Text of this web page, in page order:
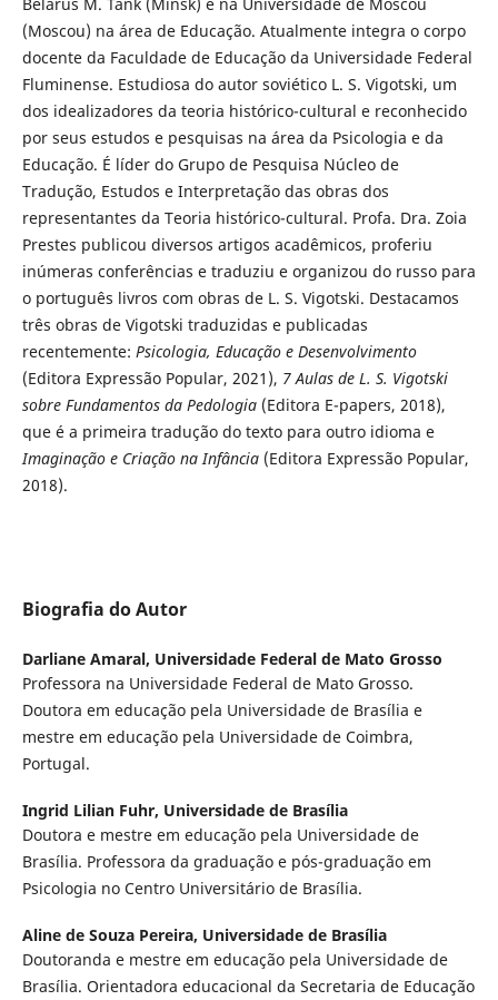
(Moscou) na área de Educação. Atualmente integra o corpo
docente da Faculdade de Educação da Universidade Federal
Fluminense. Estudiosa do autor soviético L. S. Vigotski, um
dos idealizadores da teoria histórico-cultural e reconhecido
por seus estudos e pesquisas na área da Psicologia e da
Educação. É líder do Grupo de Pesquisa Núcleo de
Tradução, Estudos e Interpretação das obras dos
representantes da Teoria histórico-cultural. Profa. Dra. Zoia
Prestes publicou diversos artigos acadêmicos, proferiu
inúmeras conferências e traduziu e organizou do russo para
o português livros com obras de L. S. Vigotski. Destacamos
três obras de Vigotski traduzidas e publicadas
recentemente: Psicologia, Educação e Desenvolvimento
(Editora Expressão Popular, 2021), 7 Aulas de L. S. Vigotski
sobre Fundamentos da Pedologia (Editora E-papers, 2018),
que é a primeira tradução do texto para outro idioma e
Imaginação e Criação na Infância (Editora Expressão Popular,
2018).
Biografia do Autor
Darliane Amaral, Universidade Federal de Mato Grosso
Professora na Universidade Federal de Mato Grosso.
Doutora em educação pela Universidade de Brasília e
mestre em educação pela Universidade de Coimbra,
Portugal.
Ingrid Lilian Fuhr, Universidade de Brasília
Doutora e mestre em educação pela Universidade de
Brasília. Professora da graduação e pós-graduação em
Psicologia no Centro Universitário de Brasília.
Aline de Souza Pereira, Universidade de Brasília
Doutoranda e mestre em educação pela Universidade de
Brasília. Orientadora educacional da Secretaria de Educação